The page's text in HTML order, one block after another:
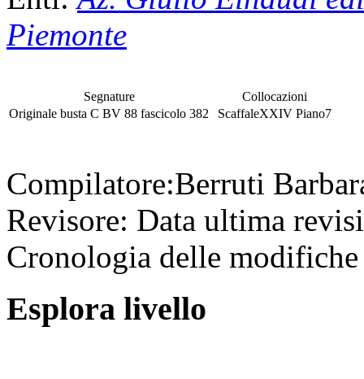
Piemonte
Segnature
Originale busta C BV 88 fascicolo 382
Collocazioni
ScaffaleXXIV Piano7
Compilatore:Berruti
Revisore: Data ultima
Cronologia delle
Esplora livello